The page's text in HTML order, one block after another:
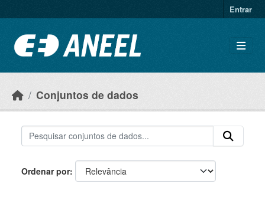
Entrar
Conjuntos de dados
Ordenar por